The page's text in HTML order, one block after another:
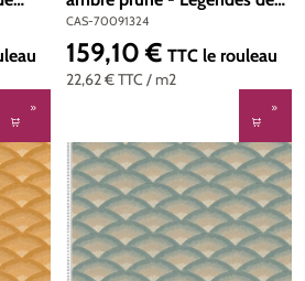
Casamance | Réf. CAS-
70091324
CAS-70091324
22,62 €TTC / m2
Prix régulier :
159,10 € TTC le rouleau